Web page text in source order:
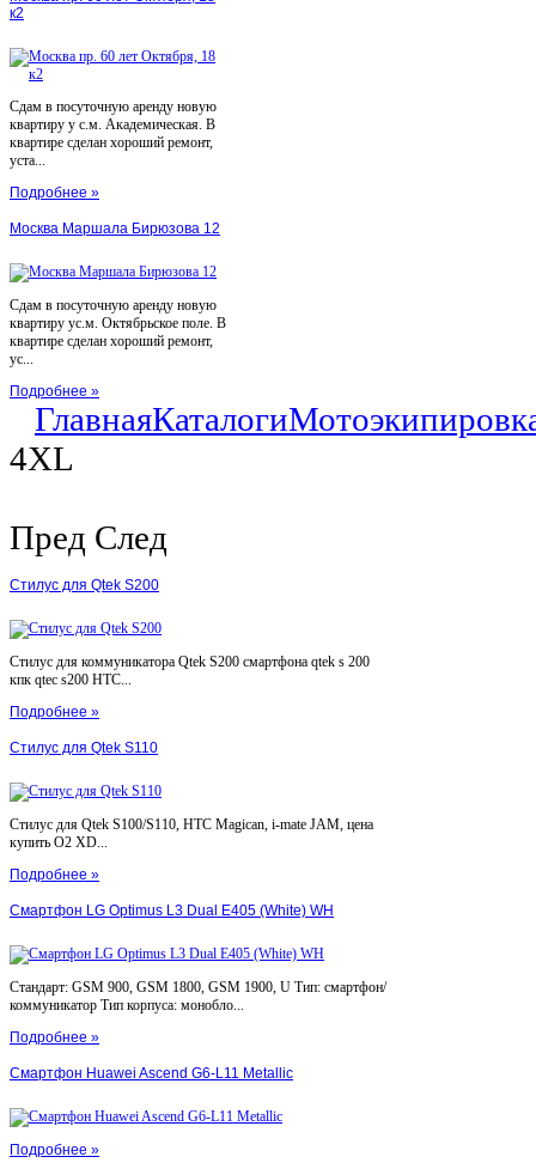
к2
Сдам в посуточную аренду новую
квартиру у с.м. Академическая. В
квартире сделан хороший ремонт,
уста...
Подробнее »
Москва Маршала Бирюзова 12
Сдам в посуточную аренду новую
квартиру ус.м. Октябрьское поле. В
квартире сделан хороший ремонт,
ус...
Подробнее »
ГлавнаяКаталоги
4XL
Пред След
Стилус для Qtek S200
Стилус для коммуникатора Qtek S200 смартфона qtek s 200
кпк qtec s200 HTC...
Подробнее »
Стилус для Qtek S110
Стилус для Qtek S100/S110, HTC Magican, i-mate JAM, цена
купить O2 XD...
Подробнее »
Смартфон LG Optimus L3 Dual E405 (White) WH
Стандарт: GSM 900, GSM 1800, GSM 1900, U Тип: смартфон/
коммуникатор Тип корпуса: монобло...
Подробнее »
Смартфон Huawei Ascend G6-L11 Metallic
Подробнее »